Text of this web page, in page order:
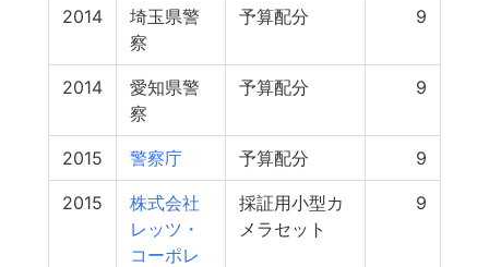
2014
埼玉県警
察
予算配分 9
2014
愛知県警
察
予算配分 9
2015 警察庁 予算配分 9
2015
株式会社
レッツ・
コーポレ
採証用小型カ
メラセット
9